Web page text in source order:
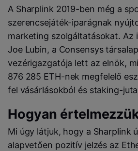
A Sharplink 2019-ben még a
szerencsejáték-iparágnak
marketing szolgáltatásokat. Az
Joe Lubin, a Consensys
vezérigazgatója lett az elnök,
876 285 ETH-nek megfelelő
fel vásárlásokból és staking-
Hogyan
Mi úgy látjuk, hogy a Sharplink
alapvetően pozitív jelzés az